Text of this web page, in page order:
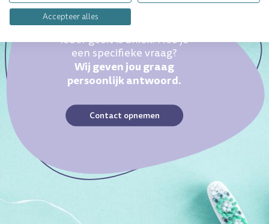
Ieder gebit is uniek. Heb je
een specifieke vraag?
Wij geven jou graag
persoonlijk antwoord.
Contact opnemen
Accepteer alles